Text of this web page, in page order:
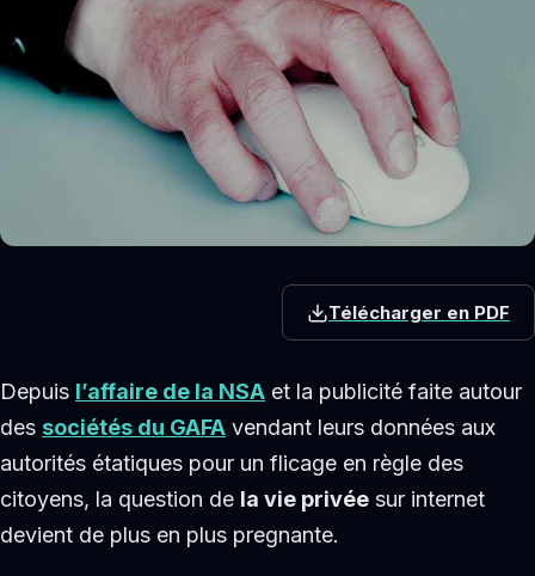
Télécharger en PDF
Depuis l’affaire de la NSA et la publicité faite autour
des sociétés du GAFA vendant leurs données aux
autorités étatiques pour un flicage en règle des
citoyens, la question de la vie privée sur internet
devient de plus en plus pregnante.